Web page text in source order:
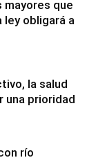
mayores que
ley obligará a
la salud
una prioridad
río